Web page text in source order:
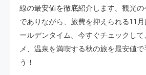
線の最安値を徹底紹介します。観光
でありながら、旅費を抑えられる11
ールデンタイム。今すぐチェックし
メ、温泉を満喫する秋の旅を最安値で
う！